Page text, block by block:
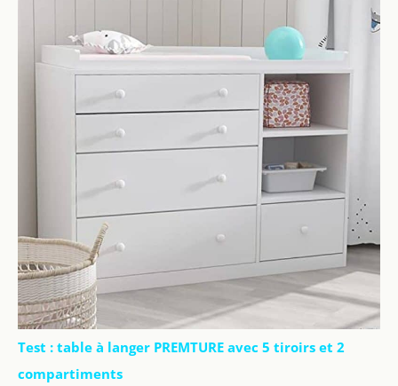
Test : table à langer PREMTURE avec 5 tiroirs et 2
compartiments